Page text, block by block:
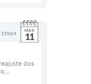
15h04 MAR
11
dos